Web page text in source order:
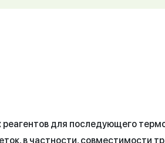
для последующего
в частности, совместимости